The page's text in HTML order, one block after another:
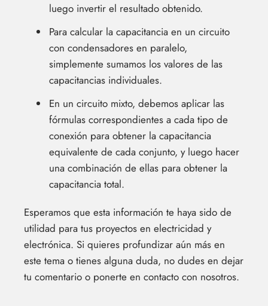
luego invertir el resultado obtenido.
Para calcular la capacitancia en un circuito
con condensadores en paralelo,
simplemente sumamos los valores de las
capacitancias individuales.
En un circuito mixto, debemos aplicar las
fórmulas correspondientes a cada tipo de
conexión para obtener la capacitancia
equivalente de cada conjunto, y luego hacer
una combinación de ellas para obtener la
capacitancia total.
Esperamos que esta información te haya sido de
utilidad para tus proyectos en electricidad y
electrónica. Si quieres profundizar aún más en
este tema o tienes alguna duda, no dudes en dejar
tu comentario o ponerte en contacto con nosotros.